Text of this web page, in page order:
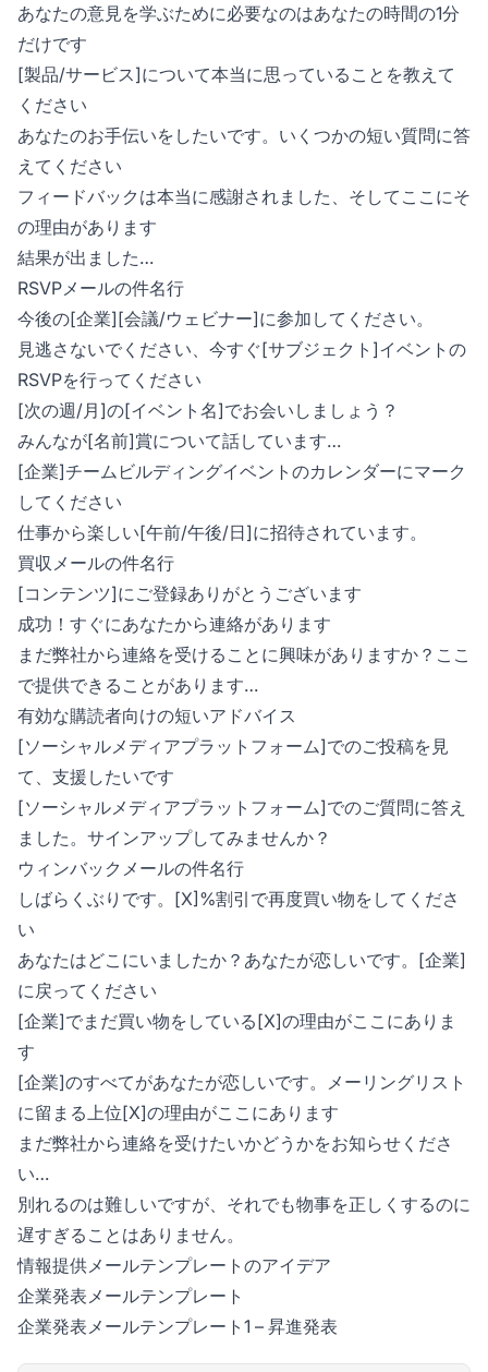
あなたの意見を学ぶために必要なのはあなたの時間の1分
だけです
[製品/サービス]について本当に思っていることを教えて
ください
あなたのお手伝いをしたいです。いくつかの短い質問に答
えてください
フィードバックは本当に感謝されました、そしてここにそ
の理由があります
結果が出ました…
RSVPメールの件名行
今後の[企業][会議/ウェビナー]に参加してください。
見逃さないでください、今すぐ[サブジェクト]イベントの
RSVPを行ってください
[次の週/月]の[イベント名]でお会いしましょう？
みんなが[名前]賞について話しています…
[企業]チームビルディングイベントのカレンダーにマーク
してください
仕事から楽しい[午前/午後/日]に招待されています。
買収メールの件名行
[コンテンツ]にご登録ありがとうございます
成功！すぐにあなたから連絡があります
まだ弊社から連絡を受けることに興味がありますか？ここ
で提供できることがあります…
有効な購読者向けの短いアドバイス
[ソーシャルメディアプラットフォーム]でのご投稿を見
て、支援したいです
[ソーシャルメディアプラットフォーム]でのご質問に答え
ました。サインアップしてみませんか？
ウィンバックメールの件名行
しばらくぶりです。[X]%割引で再度買い物をしてくださ
い
あなたはどこにいましたか？あなたが恋しいです。[企業]
に戻ってください
[企業]でまだ買い物をしている[X]の理由がここにありま
す
[企業]のすべてがあなたが恋しいです。メーリングリスト
に留まる上位[X]の理由がここにあります
まだ弊社から連絡を受けたいかどうかをお知らせくださ
い…
別れるのは難しいですが、それでも物事を正しくするのに
遅すぎることはありません。
情報提供メールテンプレートのアイデア
企業発表メールテンプレート
企業発表メールテンプレート1 – 昇進発表